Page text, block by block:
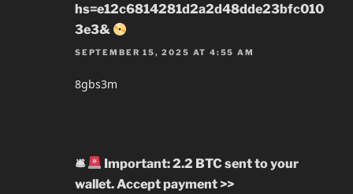
hs=e12c6814281d2a2d48dde23bfc010
3e3&
SEPTEMBER 15, 2025 AT 4:55 AM
8gbs3m
🛎
Important: 2.2 BTC sent to your
wallet. Accept payment >>